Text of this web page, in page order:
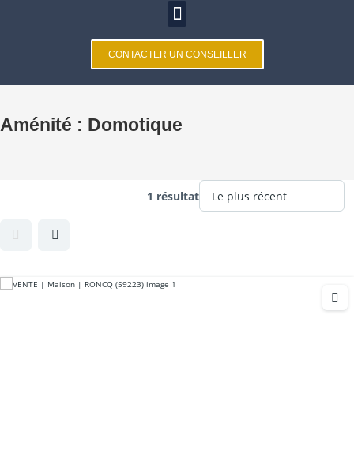
CONTACTER UN CONSEILLER
Aménité : Domotique
1 résultat